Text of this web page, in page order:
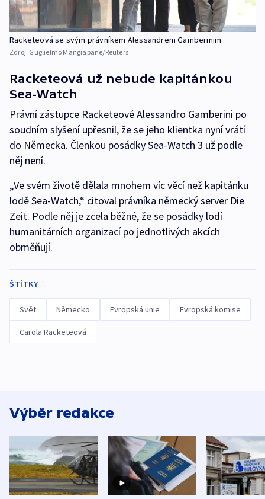
Racketeová se svým právníkem Alessandrem Gamberinim
Zdroj: Guglielmo Mangiapane/Reuters
Racketeová už nebude kapitánkou
Sea-Watch
Právní zástupce Racketeové Alessandro Gamberini po
soudním slyšení upřesnil, že se jeho klientka nyní vrátí
do Německa. Členkou posádky Sea-Watch 3 už podle
něj není.
„Ve svém životě dělala mnohem víc věcí než kapitánku
lodě Sea-Watch,“ citoval právníka německý server Die
Zeit. Podle něj je zcela běžné, že se posádky lodí
humanitárních organizací po jednotlivých akcích
obměňují.
ŠTÍTKY
Svět Německo Evropská unie Evropská komise
Carola Racketeová
Výběr redakce